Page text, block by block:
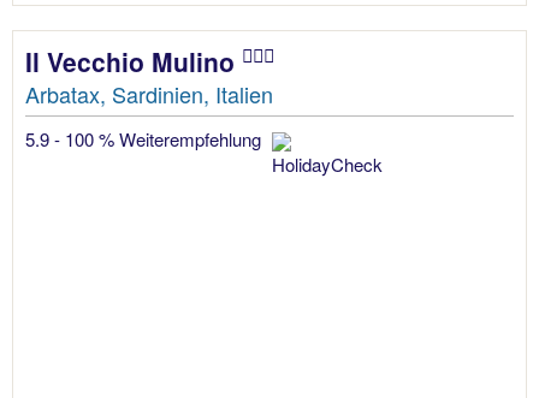
Il Vecchio Mulino
Arbatax, Sardinien, Italien
5.9 - 100 % Weiterempfehlung